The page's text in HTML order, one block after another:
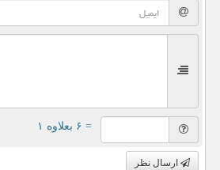
= ۶ بعلاوه ۱
ارسال نظر